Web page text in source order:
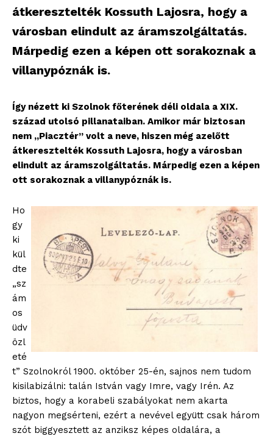
átkeresztelték Kossuth Lajosra, hogy a
városban elindult az áramszolgáltatás.
Márpedig ezen a képen ott sorakoznak a
villanypóznák is.
Így nézett ki Szolnok főterének déli oldala a XIX.
század utolsó pillanataiban. Amikor már biztosan
nem „Piacztér” volt a neve, hiszen még azelőtt
átkeresztelték Kossuth Lajosra, hogy a városban
elindult az áramszolgáltatás. Márpedig ezen a képen
ott sorakoznak a villanypóznák is.
Ho
gy
ki
kül
dte
„sz
ám
os
üdv
özl
eté
t” Szolnokról 1900. október 25-én, sajnos nem tudom
kisilabizálni: talán István vagy Imre, vagy Irén. Az
biztos, hogy a korabeli szabályokat nem akarta
nagyon megsérteni, ezért a nevével együtt csak három
szót biggyesztett az anziksz képes oldalára, a